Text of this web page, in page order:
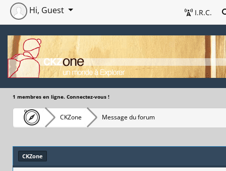
I.R.C.
Hi, Guest
1 membres en ligne. Connectez-vous !
CKZone Message du forum
CKZone